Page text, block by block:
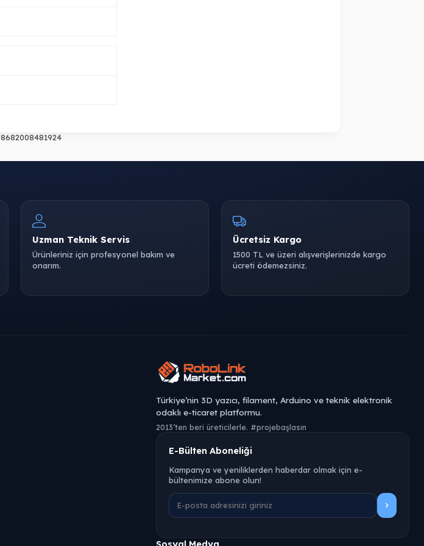
8682008481924
Uzman Teknik Servis
Ürünleriniz için profesyonel bakım ve
onarım.
Ücretsiz Kargo
1500 TL ve üzeri alışverişlerinizde kargo
ücreti ödemezsiniz.
Türkiye’nin 3D yazıcı, filament, Arduino ve teknik elektronik
odaklı e-ticaret platformu.
2013’ten beri üreticilerle. #projebaşlasın
E-Bülten Aboneliği
Kampanya ve yeniliklerden haberdar olmak için e-
bültenimize abone olun!